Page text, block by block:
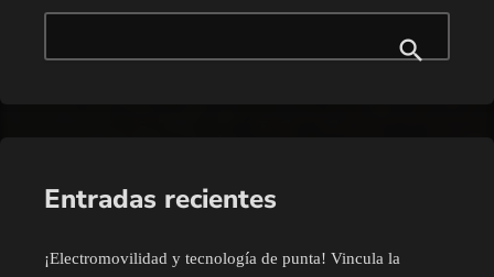
Entradas recientes
¡Electromovilidad y tecnología de punta! Vincula la